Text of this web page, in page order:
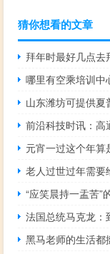
猜你想看的文章
拜年时最好几点去
哪里有空乘培训中
元宵一过这个年算
老人过世过年需要
“应笑晨持一盂苦”
黑马老师的生活都